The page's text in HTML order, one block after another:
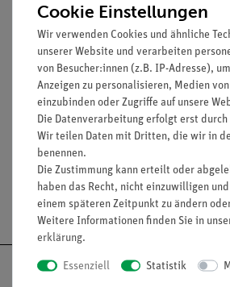
Ausstattung und technische Daten
Aus Borosilikatglas 3.3 hohe
Kunststofffuß und
Mit Ausguss
Säure- und laugenfeste
Inhalt: 10 ml bis 500 ml
Versandkostenfrei
Cookie Einstellungen
Wir verwenden Cookies und ähnliche
unserer Website und verarbeiten
von Besucher:innen (z.B. IP-Adresse),
Anzeigen zu personalisieren, Medien
einzubinden oder Zugriffe auf unsere
Die Datenverarbeitung erfolgt erst durch
Wir teilen Daten mit Dritten, die wir in
benennen.
Die Zustimmung kann erteilt oder
haben das Recht, nicht einzuwilligen
einem späteren Zeitpunkt zu ändern
Weitere Informationen finden Sie in
erklärung.
Essenziell Statistik